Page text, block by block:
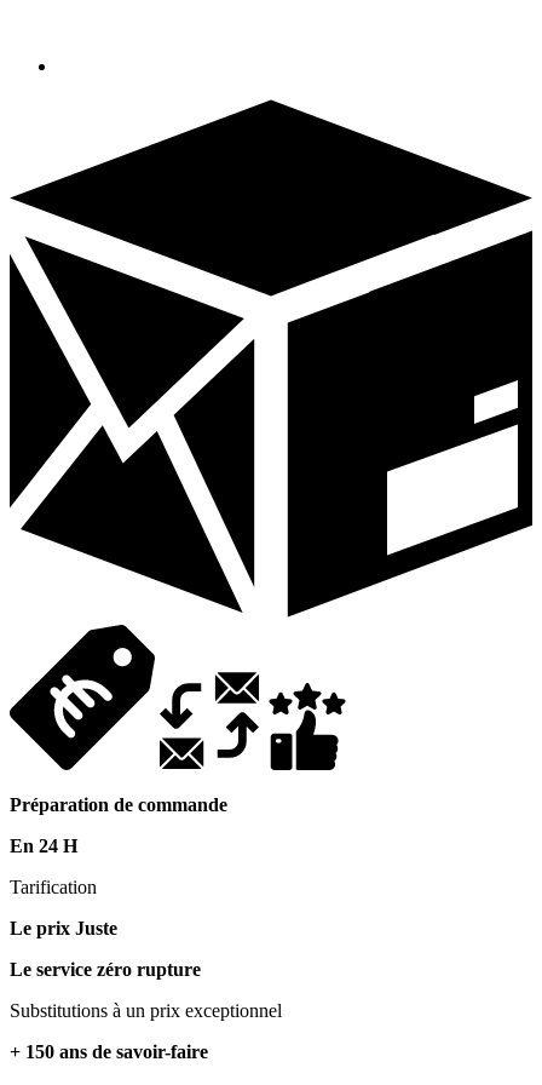
Préparation de commande
En 24 H
Tarification
Le prix Juste
Le service zéro rupture
Substitutions à un prix exceptionnel
+ 150 ans de savoir-faire